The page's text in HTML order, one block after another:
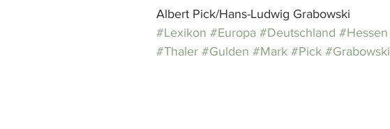
Albert Pick/Hans-Ludwig Grabowski
#Lexikon #Europa #Deutschland #Hessen
#Thaler #Gulden #Mark #Pick #Grabowski